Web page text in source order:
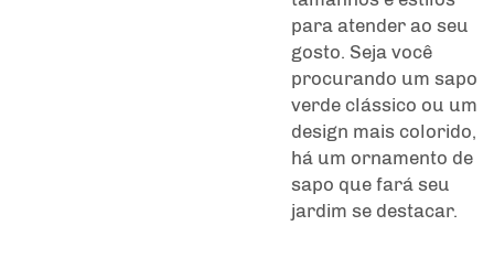
para atender ao seu
gosto. Seja você
procurando um sapo
verde clássico ou um
design mais colorido,
há um ornamento de
sapo que fará seu
jardim se destacar.